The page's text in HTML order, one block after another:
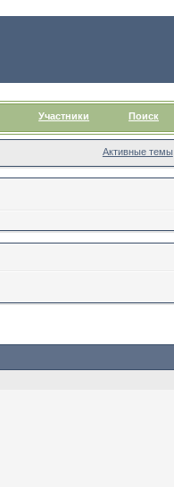
Участники Поиск
Активные темы